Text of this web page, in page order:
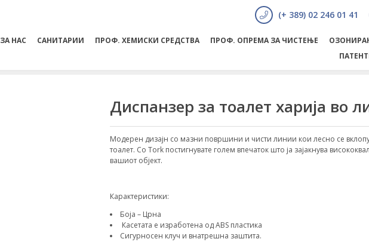
(+ 389) 02 246 01 41
ЗА НАС САНИТАРИИ ПРОФ. ХЕМИСКИ СРЕДСТВА ПРОФ. ОПРЕМА ЗА ЧИСТЕЊЕ
Диспанзер за тоалет харија во
Модерен дизајн со мазни површини и чисти линии кои лесно се
тоалет. Со Tork постигнувате голем впечаток што ја зајакнува
вашиот објект.
Карактеристики:
Боја – Црна
Касетата е изработена од ABS пластика
Сигурносен клуч и внатрешна заштита.